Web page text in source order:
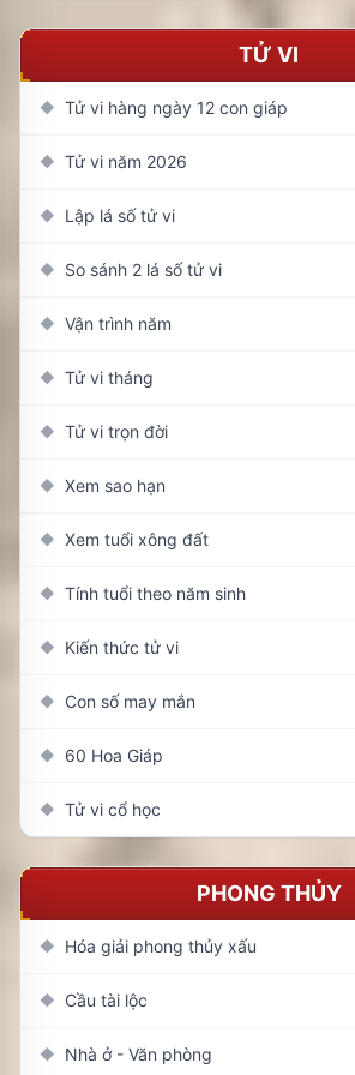
TỬ VI
◆ Tử vi hàng ngày 12 con giáp
◆ Tử vi năm 2026
◆ Lập lá số tử vi
◆ So sánh 2 lá số tử vi
◆ Vận trình năm
◆ Tử vi tháng
◆ Tử vi trọn đời
◆ Xem sao hạn
◆ Xem tuổi xông đất
◆ Tính tuổi theo năm sinh
◆ Kiến thức tử vi
◆ Con số may mắn
◆ 60 Hoa Giáp
◆ Tử vi cổ học
PHONG THỦY
◆ Hóa giải phong thủy xấu
◆ Cầu tài lộc
◆ Nhà ở - Văn phòng